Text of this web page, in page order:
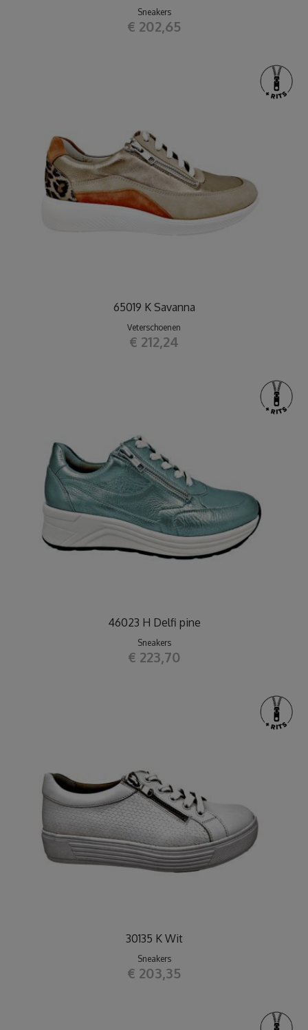
Sneakers
€ 202,65
65019 K Savanna
Veterschoenen
€ 212,24
46023 H Delfi pine
Sneakers
€ 223,70
30135 K Wit
Sneakers
€ 203,35